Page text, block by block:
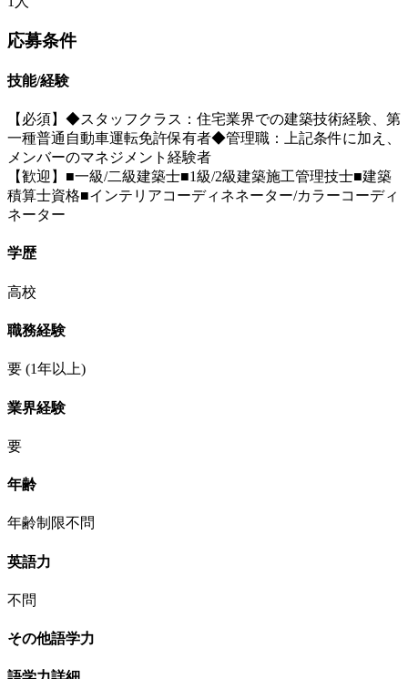
応募条件
技能/経験
【必須】◆スタッフクラス：住宅業界での建築技術経験、第
一種普通自動車運転免許保有者◆管理職：上記条件に加え、
メンバーのマネジメント経験者
【歓迎】■一級/二級建築士■1級/2級建築施工管理技士■建築
積算士資格■インテリアコーディネネーター/カラーコーディ
ネーター
学歴
高校
職務経験
要 (1年以上)
業界経験
要
年齢
年齢制限不問
英語力
不問
その他語学力